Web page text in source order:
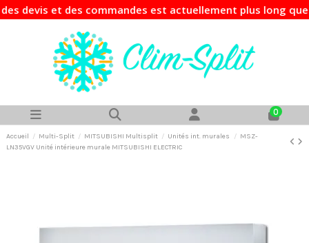
et des commandes est actuellement plus long que
0
Accueil Multi-Split MITSUBISHI Multisplit Unités int. murales
MSZ-
LN35VGV Unité intérieure murale MITSUBISHI ELECTRIC